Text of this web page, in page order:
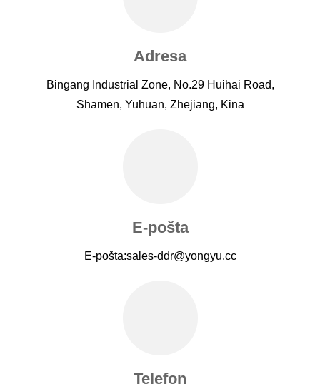
Adresa
Bingang Industrial Zone, No.29 Huihai Road,
Shamen, Yuhuan, Zhejiang, Kina
E-pošta
E-pošta:sales-ddr@yongyu.cc
Telefon